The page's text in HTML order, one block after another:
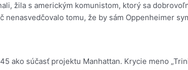
žila s americkým komunistom, ktorý sa
tomu, že by sám Oppenheimer
ako súčasť projektu Manhattan. Krycie meno